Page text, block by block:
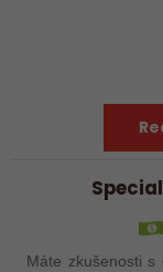
Máte zkušenosti s